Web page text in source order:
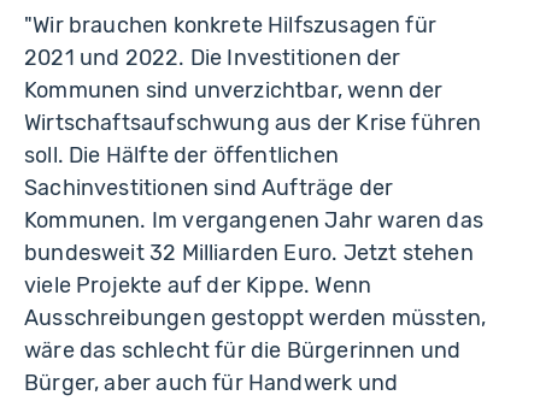
"Wir brauchen konkrete Hilfszusagen für
2021 und 2022. Die Investitionen der
Kommunen sind unverzichtbar, wenn der
Wirtschaftsaufschwung aus der Krise führen
soll. Die Hälfte der öffentlichen
Sachinvestitionen sind Aufträge der
Kommunen. Im vergangenen Jahr waren das
bundesweit 32 Milliarden Euro. Jetzt stehen
viele Projekte auf der Kippe. Wenn
Ausschreibungen gestoppt werden müssten,
wäre das schlecht für die Bürgerinnen und
Bürger, aber auch für Handwerk und